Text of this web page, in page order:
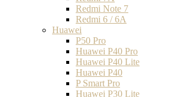
Redmi Note 7
Redmi 6 / 6A
Huawei
P50 Pro
Huawei P40 Pro
Huawei P40 Lite
Huawei P40
P Smart Pro
Huawei P30 Lite